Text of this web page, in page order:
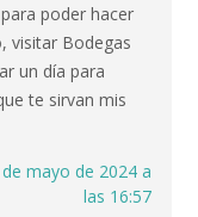
poder hacer
visitar Bodegas
un día para
te sirvan mis
mayo de 2024 a
las 16:57